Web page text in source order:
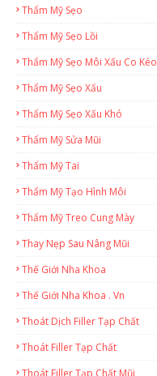
Thẩm Mỹ Sẹo
Thẩm Mỹ Sẹo Lồi
Thẩm Mỹ Sẹo Môi Xấu Co Kéo
Thẩm Mỹ Sẹo Xấu
Thẩm Mỹ Sẹo Xấu Khó
Thẩm Mỹ Sửa Mũi
Thẩm Mỹ Tai
Thẩm Mỹ Tạo Hình Môi
Thẩm Mỹ Treo Cung Mày
Thay Nẹp Sau Nâng Mũi
Thế Giới Nha Khoa
Thế Giới Nha Khoa . Vn
Thoát Dịch Filler Tạp Chất
Thoát Filler Tạp Chất
Thoát Filler Tạp Chất Mũi